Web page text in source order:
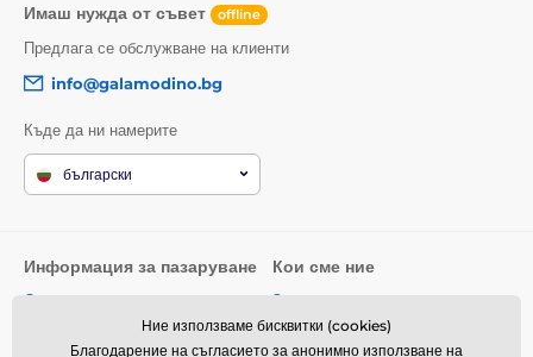
Имаш нужда от съвет offline
Предлага се обслужване на клиенти
info@galamodino.bg
Къде да ни намерите
български
Информация за пазаруване
Общи условия
Кои сме ние
За нас
Контактни данни
Ние използваме бисквитки (cookies)
Благодарение на съгласието за анонимно използване на